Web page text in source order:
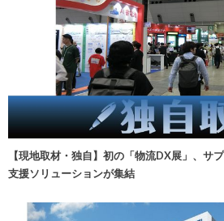
【現地取材・独自】初の「物流DX展」、サ
支援ソリューションが集結